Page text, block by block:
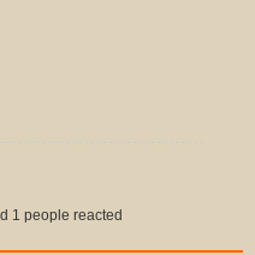
1 people reacted